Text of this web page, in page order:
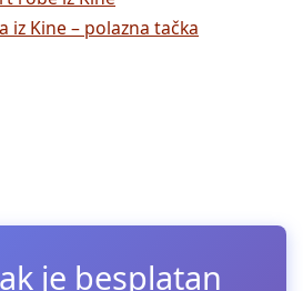
iz Kine – polazna tačka
je besplatan